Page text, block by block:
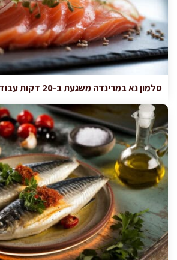
סלמון נא במרינדה משגעת ב-20 דקות עבודה, בלי בישול